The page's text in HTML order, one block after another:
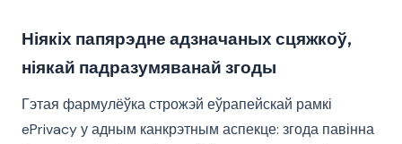
Ніякіх папярэдне адзначаных сцяжкоў,
ніякай падразумяванай згоды
Гэтая фармулёўка строжэй еўрапейскай рамкі
ePrivacy у адным канкрэтным аспекце: згода павінна